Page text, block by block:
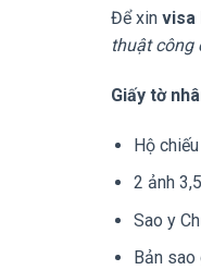
Để xin visa
thuật công
Giấy tờ
Hộ
2 ảnh
Sao y
Bản